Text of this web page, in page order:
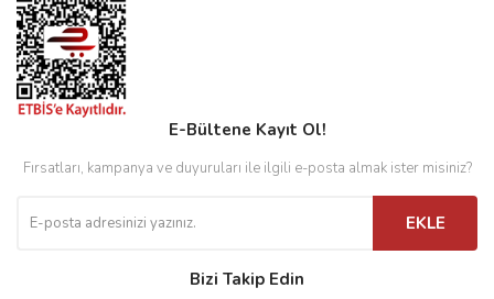
E-Bültene Kayıt Ol!
Fırsatları, kampanya ve duyuruları ile ilgili e-posta almak ister misiniz?
EKLE
Bizi Takip Edin